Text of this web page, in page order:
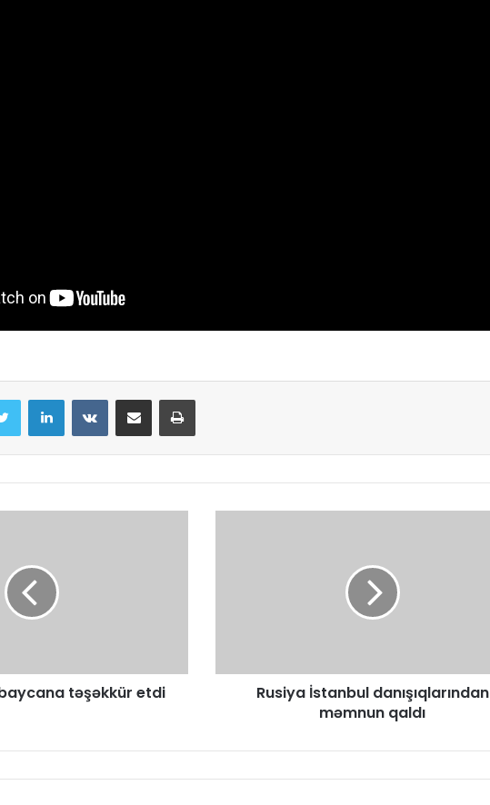
təşəkkür etdi
Rusiya İstanbul danışıqlarından
məmnun qaldı